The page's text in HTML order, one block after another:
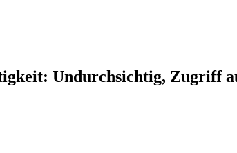
Undurchsichtig, Zugriff